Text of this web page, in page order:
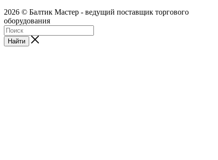
2026 © Балтик Мастер - ведущий поставщик торгового
оборудования
Найти